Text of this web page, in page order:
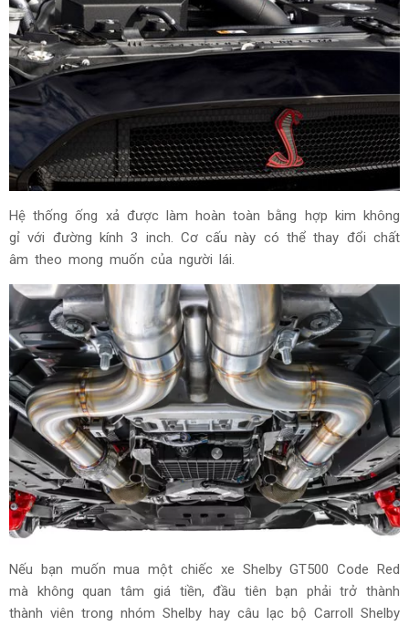
Hệ thống ống xả được làm hoàn toàn bằng hợp kim không
gỉ với đường kính 3 inch. Cơ cấu này có thể thay đổi chất
âm theo mong muốn của người lái.
Nếu bạn muốn mua một chiếc xe Shelby GT500 Code Red
mà không quan tâm giá tiền, đầu tiên bạn phải trở thành
thành viên trong nhóm Shelby hay câu lạc bộ Carroll Shelby